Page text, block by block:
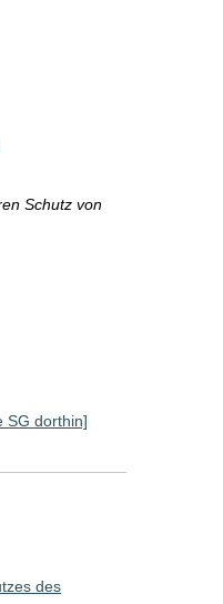
Schutz von
SG dorthin]
des